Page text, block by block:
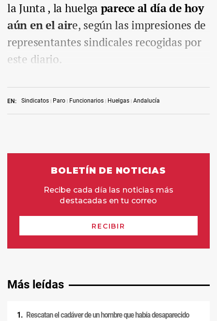
EN: Sindicatos Paro Funcionarios Huelgas Andalucía
la Junta , la huelga parece al día de hoy
aún en el aire, según las impresiones de
representantes sindicales recogidas por
este diario.
Más leídas
Rescatan el cadáver de un hombre que había desaparecido